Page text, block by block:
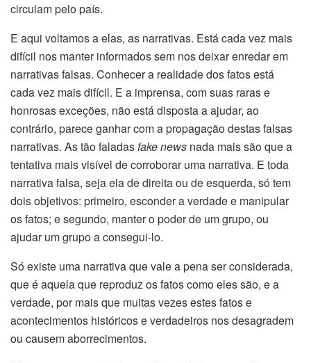
circulam pelo país.
E aqui voltamos a elas, as narrativas. Está cada vez mais
difícil nos manter informados sem nos deixar enredar em
narrativas falsas. Conhecer a realidade dos fatos está
cada vez mais difícil. E a imprensa, com suas raras e
honrosas exceções, não está disposta a ajudar, ao
contrário, parece ganhar com a propagação destas falsas
narrativas. As tão faladasfake news nada mais são que a
tentativa mais visível de corroborar uma narrativa. E toda
narrativa falsa, seja ela de direita ou de esquerda, só tem
dois objetivos: primeiro, esconder a verdade e manipular
os fatos; e segundo, manter o poder de um grupo, ou
ajudar um grupo a consegui-lo.
Só existe uma narrativa que vale a pena ser considerada,
que é aquela que reproduz os fatos como eles são, e a
verdade, por mais que muitas vezes estes fatos e
acontecimentos históricos e verdadeiros nos desagradem
ou causem aborrecimentos.